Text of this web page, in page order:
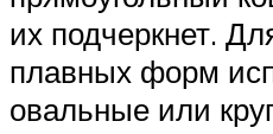
их подчеркнет.
плавных форм
овальные или